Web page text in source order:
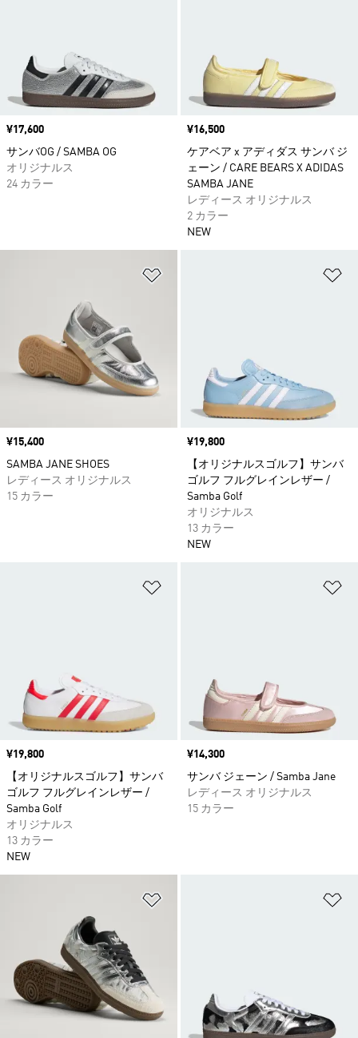
価格
¥17,600
サンバOG / SAMBA OG
オリジナルス
24 カラー
価格
¥16,500
ケアベア x アディダス サンバ ジ
ェーン / CARE BEARS X ADIDAS
SAMBA JANE
レディース オリジナルス
2 カラー
NEW
価格
¥15,400
SAMBA JANE SHOES
レディース オリジナルス
15 カラー
価格
¥19,800
【オリジナルスゴルフ】サンバ
ゴルフ フルグレインレザー /
Samba Golf
オリジナルス
13 カラー
NEW
価格
¥19,800
【オリジナルスゴルフ】サンバ
ゴルフ フルグレインレザー /
Samba Golf
オリジナルス
13 カラー
NEW
価格
¥14,300
サンバ ジェーン / Samba Jane
レディース オリジナルス
15 カラー